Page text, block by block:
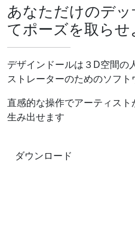
あなただけのデ
てポーズを取らせ
デザインドールは３D空間の
ストレーターのためのソフト
直感的な操作でアーティス
生み出せます
ダウンロード